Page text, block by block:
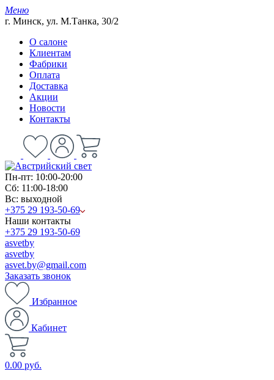
Меню
г. Минск, ул. М.Танка, 30/2
О салоне
Клиентам
Фабрики
Оплата
Доставка
Акции
Новости
Контакты
Пн-пт: 10:00-20:00
Сб: 11:00-18:00
Вс: выходной
+375 29 193-50-69
Наши контакты
+375 29 193-50-69
asvetby
asvetby
asvet.by@gmail.com
Заказать звонок
Избранное
Кабинет
0.00 руб.